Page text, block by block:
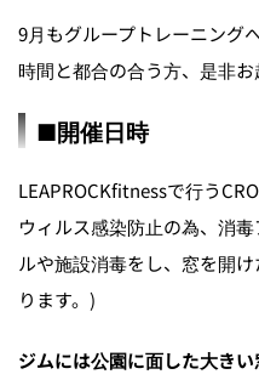
9月もグループトレーニング
時間と都合の合う方、是非お
■開催日時
LEAPROCKfitnessで行う
ウィルス感染防止の為、消
ルや施設消毒をし、窓を開
ります。)
ジムには公園に面した大き